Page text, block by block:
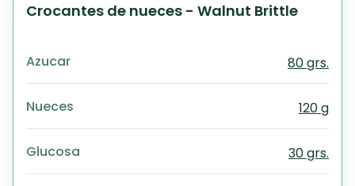
Crocantes de nueces - Walnut Brittle
Azucar 80 grs.
Nueces 120 g
Glucosa 30 grs.